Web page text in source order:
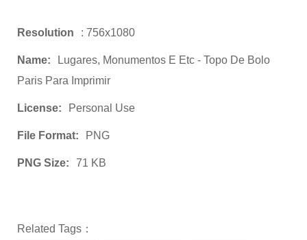
Resolution : 756x1080
Name:
Lugares, Monumentos E Etc - Topo De Bolo
Paris Para Imprimir
License: Personal Use
File Format: PNG
PNG Size: 71 KB
Related Tags：